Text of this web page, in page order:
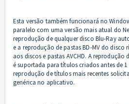
Esta versão também funcionará no
paralelo com uma versão mais atual do
reprodução de qualquer disco Blu-Ray
e a reprodução de pastas BD-MV do disco
aos discos e pastas AVCHD. A
é suportada para títulos criados antes de 1
reprodução de títulos mais recentes
genérica no aplicativo.